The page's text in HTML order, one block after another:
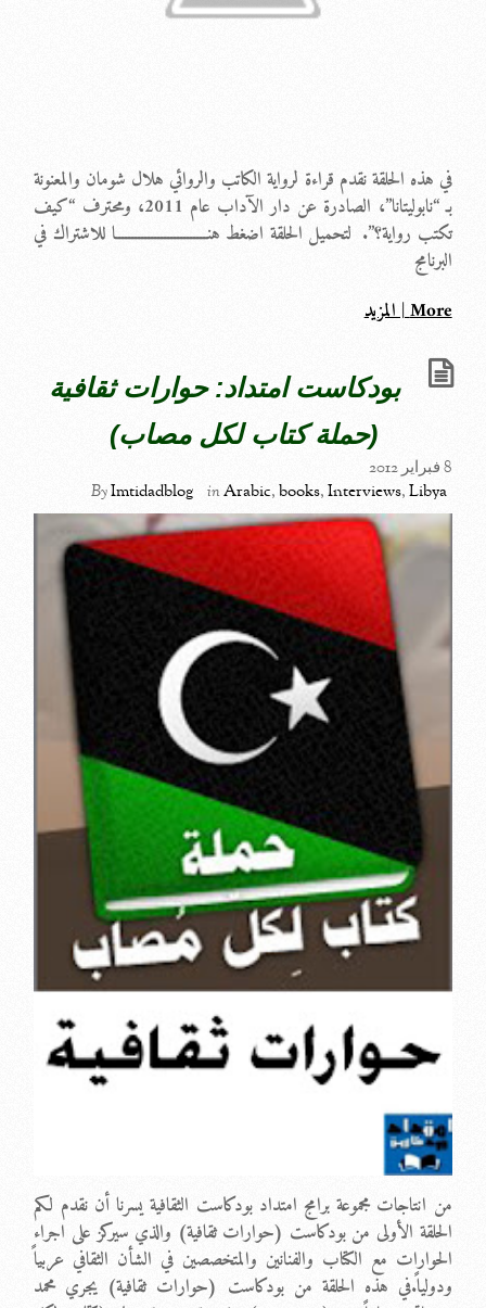
في هذه الحلقة نقدم قراءة لرواية الكاتب والروائي هلال شومان والمعنونة
بـ “نابوليتانا”، الصادرة عن دار الآداب عام 2011، ومحترف “كيف
تكتب رواية؟”. لتحميل الحلقة اضغط هنــــــــــــــــــــــــــــا للاشتراك في
البرنامج
More | المزيد
بودكاست امتداد: حوارات ثقافية
(حملة كتاب لكل مصاب)
8 فبراير 2012
ByImtidadblog inArabic,books,Interviews,Libya
من انتاجات مجموعة برامج امتداد بودكاست الثقافية يسرنا أن نقدم لكم
الحلقة الأولى من بودكاست (حوارات ثقافية) والذي سيركز على اجراء
الحوارات مع الكتاب والفنانين والمتخصصين في الشأن الثقافي عربياً
ودولياً.في هذه الحلقة من بودكاست (حوارات ثقافية) يجري محمد